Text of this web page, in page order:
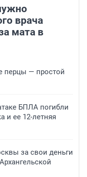
врача
мата в
перцы — простой
БПЛА погибли
и ее 12-летняя
за свои деньги